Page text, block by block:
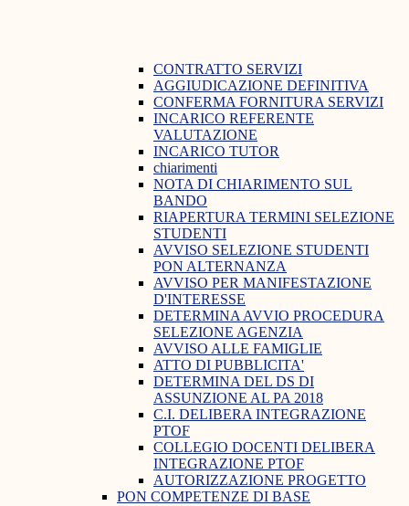
CONTRATTO SERVIZI
AGGIUDICAZIONE DEFINITIVA
CONFERMA FORNITURA SERVIZI
INCARICO REFERENTE
VALUTAZIONE
INCARICO TUTOR
chiarimenti
NOTA DI CHIARIMENTO SUL
BANDO
RIAPERTURA TERMINI SELEZIONE
STUDENTI
AVVISO SELEZIONE STUDENTI
PON ALTERNANZA
AVVISO PER MANIFESTAZIONE
D'INTERESSE
DETERMINA AVVIO PROCEDURA
SELEZIONE AGENZIA
AVVISO ALLE FAMIGLIE
ATTO DI PUBBLICITA'
DETERMINA DEL DS DI
ASSUNZIONE AL PA 2018
C.I. DELIBERA INTEGRAZIONE
PTOF
COLLEGIO DOCENTI DELIBERA
INTEGRAZIONE PTOF
AUTORIZZAZIONE PROGETTO
PON COMPETENZE DI BASE